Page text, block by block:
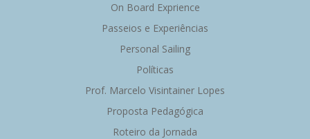
On Board Exprience
Passeios e Experiências
Personal Sailing
Políticas
Prof. Marcelo Visintainer Lopes
Proposta Pedagógica
Roteiro da Jornada